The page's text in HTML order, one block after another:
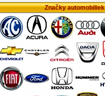
Značky automobiliek